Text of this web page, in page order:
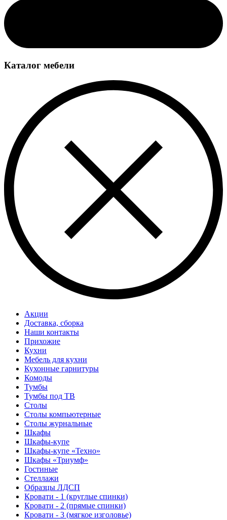
Каталог мебели
Акции
Доставка, сборка
Наши контакты
Прихожие
Кухни
Мебель для кухни
Кухонные гарнитуры
Комоды
Тумбы
Тумбы под ТВ
Столы
Столы компьютерные
Столы журнальные
Шкафы
Шкафы-купе
Шкафы-купе «Техно»
Шкафы «Триумф»
Гостиные
Стеллажи
Образцы ЛДСП
Кровати - 1 (круглые спинки)
Кровати - 2 (прямые спинки)
Кровати - 3 (мягкое изголовье)